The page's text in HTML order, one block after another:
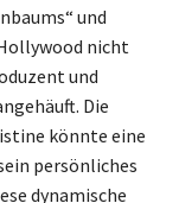
und
nicht
und
Die
könnte eine
persönliches
dynamische